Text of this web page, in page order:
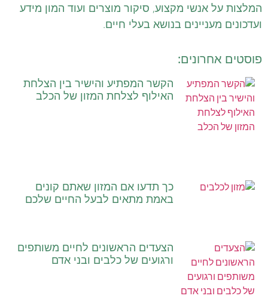
המלצות על אנשי מקצוע, סיקור מוצרים ועוד המון מידע
ועדכונים מעניינים בנושא בעלי חיים.
פוסטים אחרונים:
הקשר המפתיע והישיר בין הצלחת
האילוף לצלחת המזון של הכלב
כך תדעו אם המזון שאתם קונים
באמת מתאים לבעל החיים שלכם
הצעדים הראשונים לחיים משותפים
ורגועים של כלבים ובני אדם